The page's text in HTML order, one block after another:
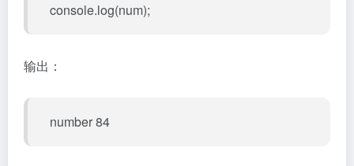
console.log(num);
输出：
number 84